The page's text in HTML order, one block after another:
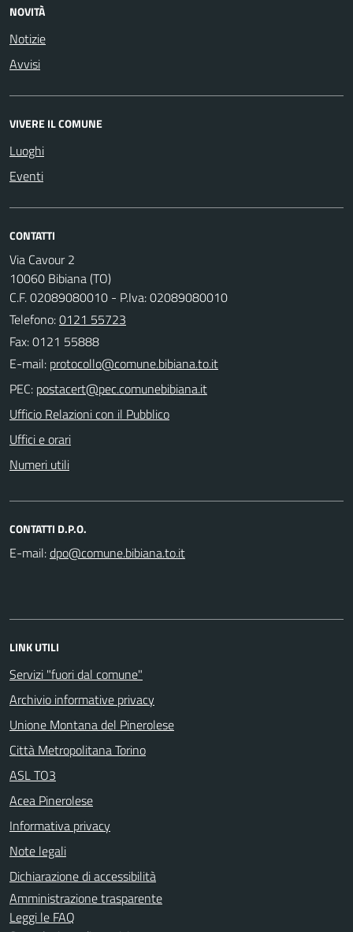
NOVITÀ
Notizie
Avvisi
VIVERE IL COMUNE
Luoghi
Eventi
CONTATTI
Via Cavour 2
10060 Bibiana (TO)
C.F. 02089080010 - P.Iva: 02089080010
Telefono:0121 55723
Fax: 0121 55888
E-mail:
PEC:
Ufficio Relazioni con il Pubblico
Uffici e orari
Numeri utili
CONTATTI D.P.O.
E-mail:
LINK UTILI
Servizi "fuori dal comune"
Archivio informative privacy
Unione Montana del Pinerolese
Città Metropolitana Torino
ASL TO3
Acea Pinerolese
Informativa privacy
Note legali
Dichiarazione di accessibilità
Amministrazione trasparente
Leggi le FAQ